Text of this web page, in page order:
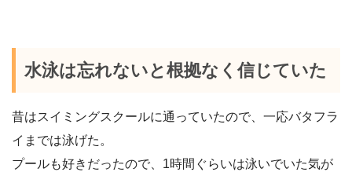
水泳は忘れないと根拠なく信じていた
昔はスイミングスクールに通っていたので、一応バタフラ
イまでは泳げた。
プールも好きだったので、1時間ぐらいは泳いでいた気が